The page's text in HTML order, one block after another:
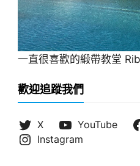
一直很喜歡的緞帶教堂
歡迎追蹤我們
X YouTube
Instagram